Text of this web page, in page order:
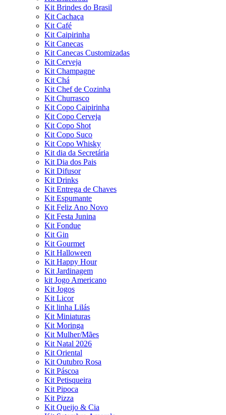
Kit Brindes do Brasil
Kit Cachaça
Kit Café
Kit Caipirinha
Kit Canecas
Kit Canecas Customizadas
Kit Cerveja
Kit Champagne
Kit Chá
Kit Chef de Cozinha
Kit Churrasco
Kit Copo Caipirinha
Kit Copo Cerveja
Kit Copo Shot
Kit Copo Suco
Kit Copo Whisky
Kit dia da Secretária
Kit Dia dos Pais
Kit Difusor
Kit Drinks
Kit Entrega de Chaves
Kit Espumante
Kit Feliz Ano Novo
Kit Festa Junina
Kit Fondue
Kit Gin
Kit Gourmet
Kit Halloween
Kit Happy Hour
Kit Jardinagem
kit Jogo Americano
Kit Jogos
Kit Licor
Kit linha Lilás
Kit Miniaturas
Kit Moringa
Kit Mulher/Mães
Kit Natal 2026
Kit Oriental
Kit Outubro Rosa
Kit Páscoa
Kit Petisqueira
Kit Pipoca
Kit Pizza
Kit Queijo & Cia